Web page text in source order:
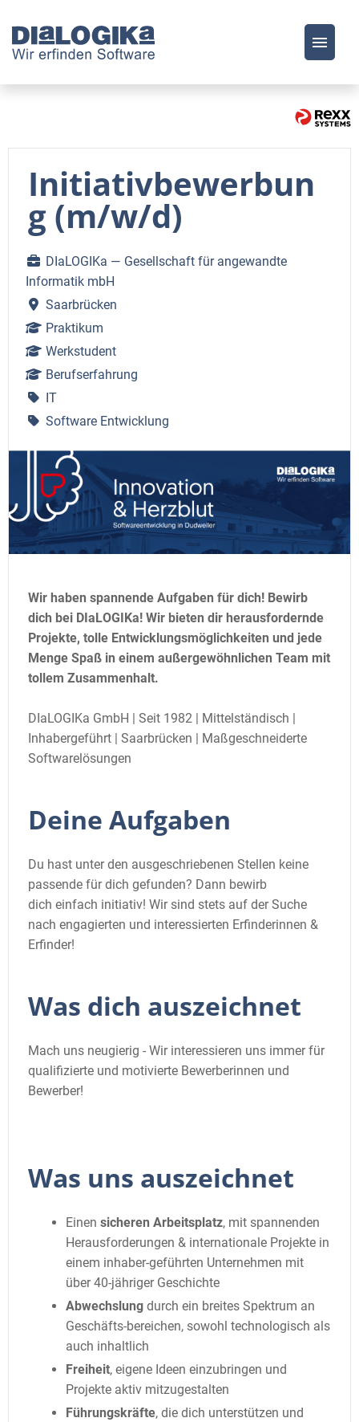
Was wir bieten
FAQInitiativbewerbun
g (m/w/d)
DIaLOGIKa — Gesellschaft für angewandte
Informatik mbH
Saarbrücken
Praktikum
Werkstudent
Berufserfahrung
IT
Software Entwicklung
Wir haben spannende Aufgaben für dich! Bewirb
dich bei DIaLOGIKa! Wir bieten dir herausfordernde
Projekte, tolle Entwicklungsmöglichkeiten und jede
Menge Spaß in einem außergewöhnlichen Team mit
tollem Zusammenhalt.
DIaLOGIKa GmbH | Seit 1982 | Mittelständisch |
Inhabergeführt | Saarbrücken | Maßgeschneiderte
Softwarelösungen
Deine Aufgaben
Du hast unter den ausgeschriebenen Stellen keine
passende für dich gefunden? Dann bewirb
dich einfach initiativ! Wir sind stets auf der Suche
nach engagierten und interessierten Erfinderinnen &
Erfinder!
Was dich auszeichnet
Mach uns neugierig - Wir interessieren uns immer für
qualifizierte und motivierte Bewerberinnen und
Bewerber!
Was uns auszeichnet
Einen sicheren Arbeitsplatz, mit spannenden
Herausforderungen & internationale Projekte in
einem inhaber-geführten Unternehmen mit
über 40-jähriger Geschichte
Abwechslung durch ein breites Spektrum an
Geschäfts-bereichen, sowohl technologisch als
auch inhaltlich
Freiheit, eigene Ideen einzubringen und
Projekte aktiv mitzugestalten
Führungskräfte, die dich unterstützen und